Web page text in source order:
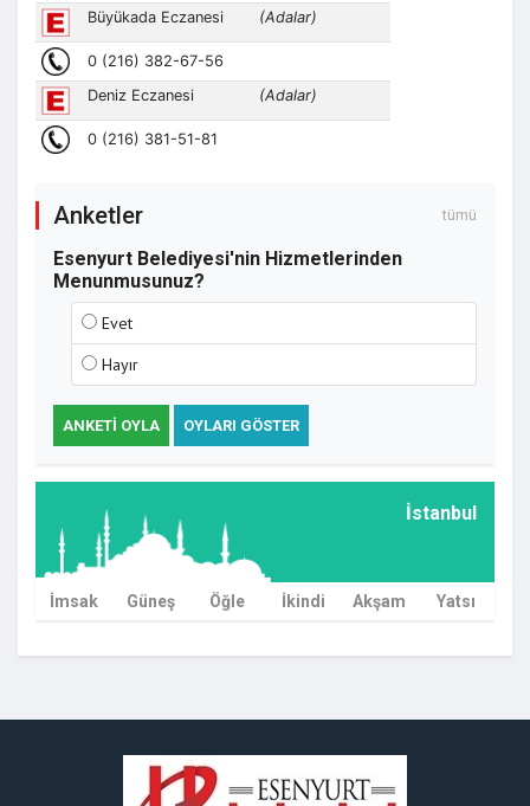
"Vira Bismillah" Diyerek AK Parti'ye Geçti!
Paylaşım Gündem Oldu
Anketler tümü
Esenyurt Belediyesi'nin Hizmetlerinden
Menunmusunuz?
Evet
Hayır
ANKETI OYLA OYLARI GÖSTER
İstanbul
İmsak Güneş Öğle İkindi Akşam Yatsı